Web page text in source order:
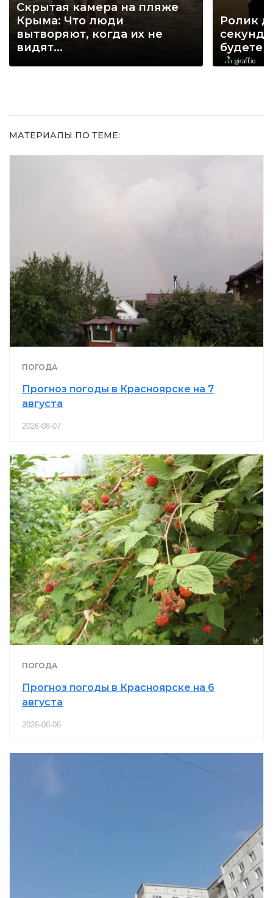
Скрытая камера на пляже
Крыма: Что люди
вытворяют, когда их не
видят...
Ролик
секунд,
будете
МАТЕРИАЛЫ ПО ТЕМЕ:
ПОГОДА
Прогноз погоды в Красноярске на 7
августа
2026-08-07
ПОГОДА
Прогноз погоды в Красноярске на 6
августа
2026-08-06